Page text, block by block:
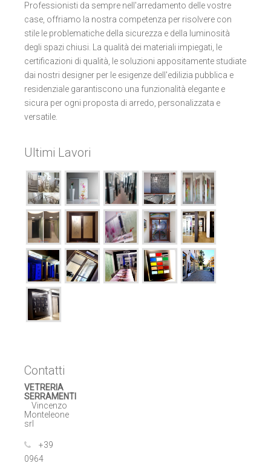
Professionisti da sempre nell'arredamento delle vostre
case, offriamo la nostra competenza per risolvere con
stile le problematiche della sicurezza e della luminosità
degli spazi chiusi. La qualità dei materiali impiegati, le
certificazioni di qualità, le soluzioni appositamente studiate
dai nostri designer per le esigenze dell'edilizia pubblica e
residenziale garantiscono una funzionalità elegante e
sicura per ogni proposta di arredo, personalizzata e
versatile.
Ultimi Lavori
Contatti
VETRERIA
SERRAMENTI
Vincenzo
Monteleone
srl
+39
0964